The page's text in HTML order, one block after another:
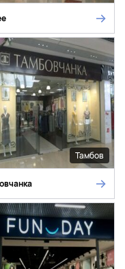
Тамбов